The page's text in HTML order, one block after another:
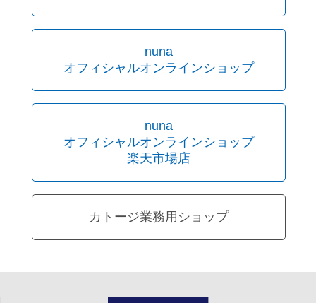
nuna
オフィシャルオンラインショップ
nuna
オフィシャルオンラインショップ
楽天市場店
カトージ業務用ショップ